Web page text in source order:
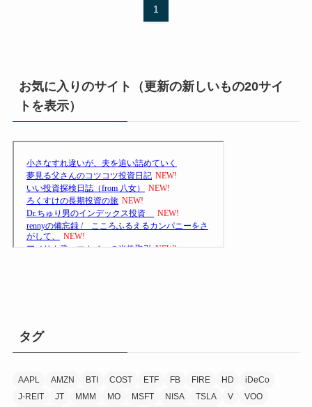
1
お気に入りのサイト（更新の新しいもの20サイ
トを表示）
タグ
AAPL AMZN BTI COST ETF FB FIRE HD
iDeCo
J-REIT
JT MMM MO MSFT NISA TSLA V
VOO